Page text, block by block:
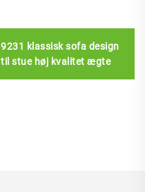
9231 klassisk sofa design
til stue høj kvalitet ægte